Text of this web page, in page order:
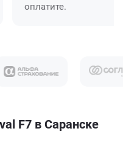
оплатите.
F7 в Саранске